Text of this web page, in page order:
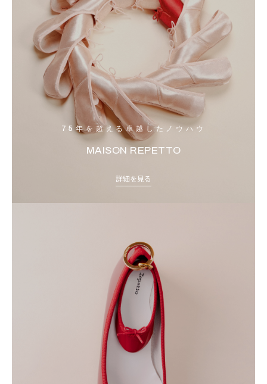
75年を超える卓越したノウハウ
MAISON REPETTO
詳細を見る